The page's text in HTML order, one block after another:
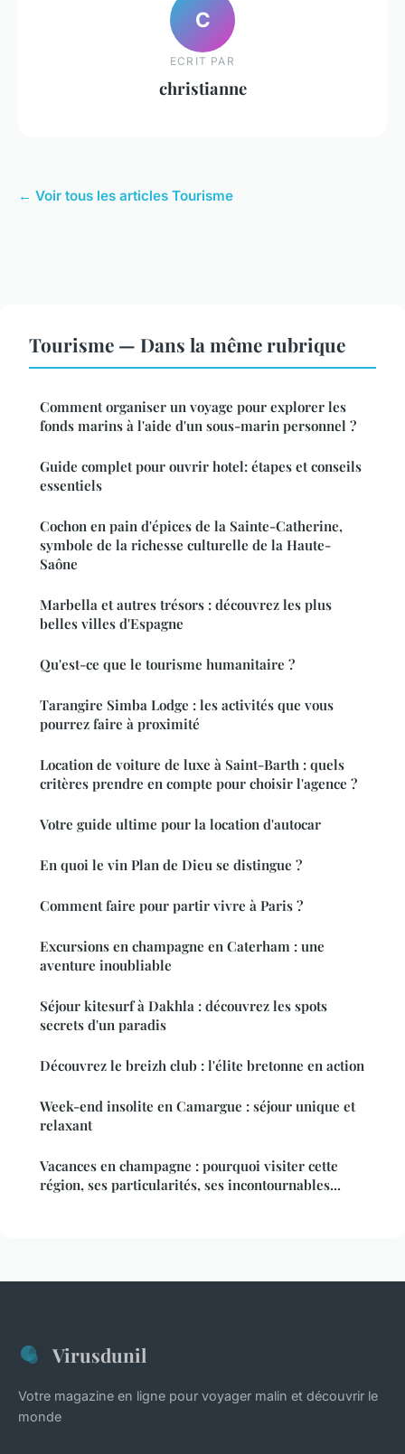
C
ECRIT PAR
christianne
← Voir tous les articles Tourisme
Tourisme — Dans la même rubrique
Comment organiser un voyage pour explorer les
fonds marins à l'aide d'un sous-marin personnel ?
Guide complet pour ouvrir hotel: étapes et conseils
essentiels
Cochon en pain d'épices de la Sainte-Catherine,
symbole de la richesse culturelle de la Haute-
Saône
Marbella et autres trésors : découvrez les plus
belles villes d'Espagne
Qu'est-ce que le tourisme humanitaire ?
Tarangire Simba Lodge : les activités que vous
pourrez faire à proximité
Location de voiture de luxe à Saint-Barth : quels
critères prendre en compte pour choisir l'agence ?
Votre guide ultime pour la location d'autocar
En quoi le vin Plan de Dieu se distingue ?
Comment faire pour partir vivre à Paris ?
Excursions en champagne en Caterham : une
aventure inoubliable
Séjour kitesurf à Dakhla : découvrez les spots
secrets d'un paradis
Découvrez le breizh club : l'élite bretonne en action
Week-end insolite en Camargue : séjour unique et
relaxant
Vacances en champagne : pourquoi visiter cette
région, ses particularités, ses incontournables...
Virusdunil
Votre magazine en ligne pour voyager malin et découvrir le
monde